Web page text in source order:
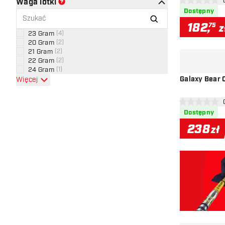
Waga lotki
23 Gram 4
20 Gram 2
21 Gram 2
22 Gram 2
24 Gram 1
Więcej
0 gwiazdki
Dostępny
182,75
Galaxy Bear
0 gwiazdki
Dostępny
238zł